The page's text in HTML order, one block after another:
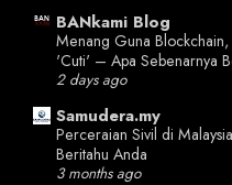
BANkami Blog
Menang Guna
'Cuti' – Apa Sebenarnya
2 days ago
Samudera.my
Perceraian Sivil di
Beritahu Anda
3 months ago